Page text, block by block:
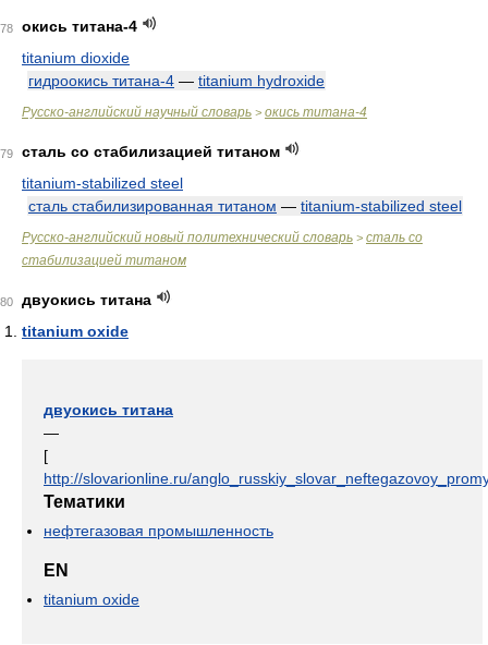
78
окись титана-4
titanium dioxide
гидроокись титана-4 — titanium hydroxide
Русско-английский научный словарь > окись титана-4
79
сталь со стабилизацией титаном
titanium-stabilized steel
сталь стабилизированная титаном — titanium-stabilized steel
Русско-английский новый политехнический словарь > сталь со
стабилизацией титаном
80
двуокись титана
titanium oxide
двуокись титана
—
[
http://slovarionline.ru/
Тематики
нефтегазовая промышленность
EN
titanium oxide